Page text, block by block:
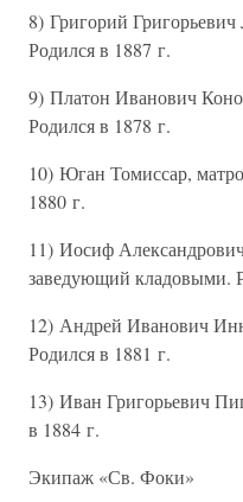
8) Григорий
Родился в 1887 г.
9) Платон Иванович
Родился в 1878 г.
10) Юган Томиссар,
1880 г.
11) Иосиф
заведующий кладовыми.
12) Андрей Иванович
Родился в 1881 г.
13) Иван Григорьевич
в 1884 г.
Экипаж «Св. Фоки»